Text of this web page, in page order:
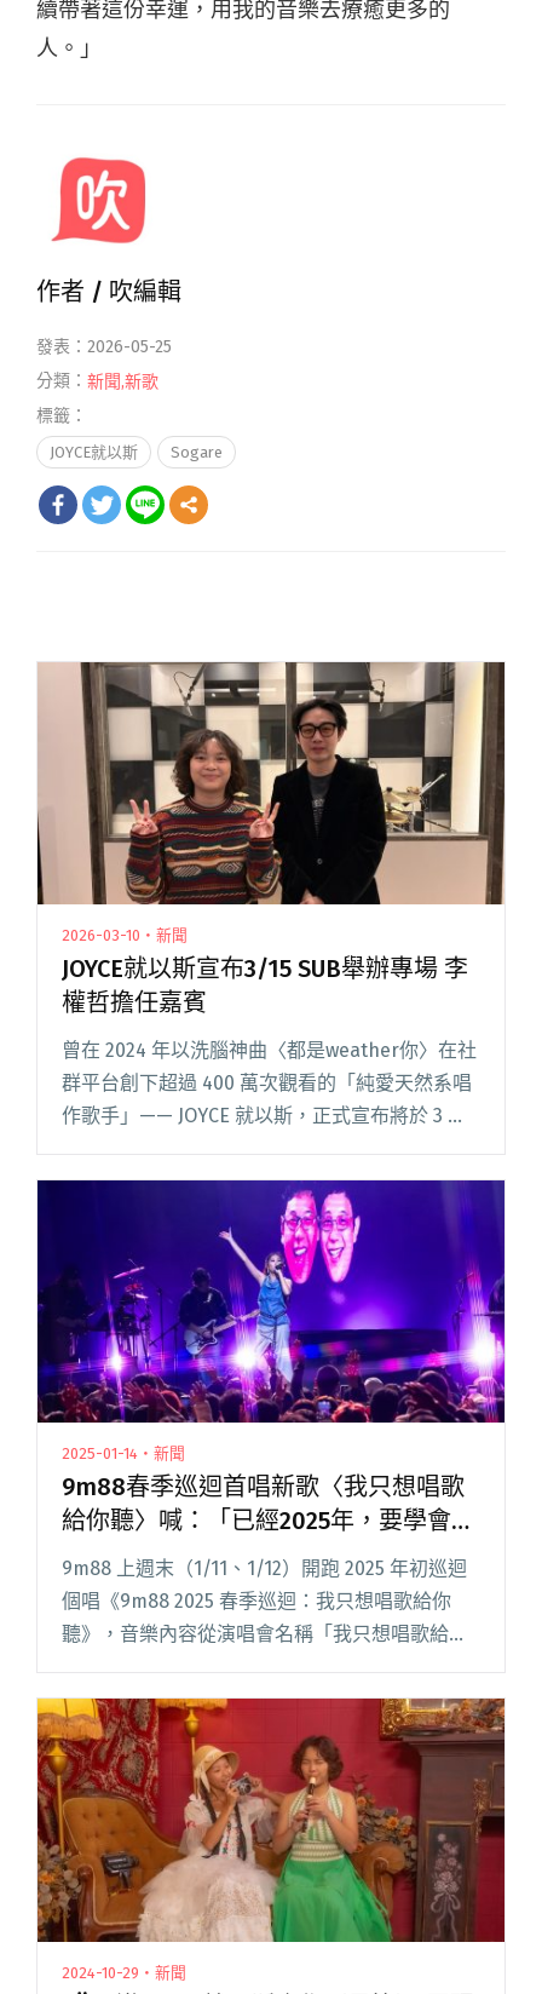
續帶著這份幸運，用我的音樂去療癒更多的
人。」
作者 / 吹編輯
發表：2026-05-25
分類： 新聞,新歌
標籤：
JOYCE就以斯 Sogare
2026-03-10・新聞
JOYCE就以斯宣布3/15 SUB舉辦專場 李
權哲擔任嘉賓
曾在 2024 年以洗腦神曲〈都是weather你〉在社
群平台創下超過 400 萬次觀看的「純愛天然系唱
作歌手」—— JOYCE 就以斯，正式宣布將於 3 月
15 日在 SUB LIVE 舉行個人首張創作專輯《才華
換桃花 Talent F閱讀全文 "JOYCE就以斯宣布3/15
SUB舉辦專場 李權哲擔任嘉賓"
2025-01-14・新聞
9m88春季巡迴首唱新歌〈我只想唱歌
給你聽〉喊：「已經2025年，要學會放
過自己！」
9m88 上週末（1/11、1/12）開跑 2025 年初巡迴
個唱《9m88 2025 春季巡迴：我只想唱歌給你
聽》，音樂內容從演唱會名稱「我只想唱歌給你
聽」延伸，將私密心情手札融入 22 首歌單中，包
括過去一年累積的新合作歌曲。她不僅首唱閱讀
全文 "9m88春季巡迴首唱新歌〈我只想唱歌給你
聽〉喊：「已經2025年，要學會放過自己！」"
2024-10-29・新聞